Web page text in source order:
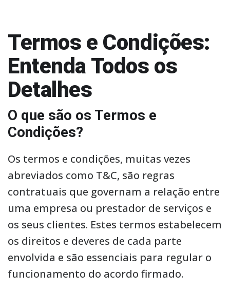
Termos e Condições:
Entenda Todos os
Detalhes
O que são os Termos e
Condições?
Os termos e condições, muitas vezes
abreviados como T&C, são regras
contratuais que governam a relação entre
uma empresa ou prestador de serviços e
os seus clientes. Estes termos estabelecem
os direitos e deveres de cada parte
envolvida e são essenciais para regular o
funcionamento do acordo firmado.